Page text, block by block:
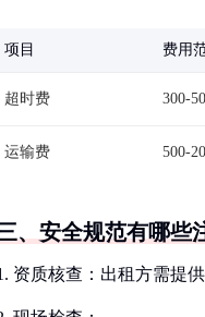
项目 费用
超时费 300-
运输费 500-
、安全规范有哪些
资质核查：出租方需提